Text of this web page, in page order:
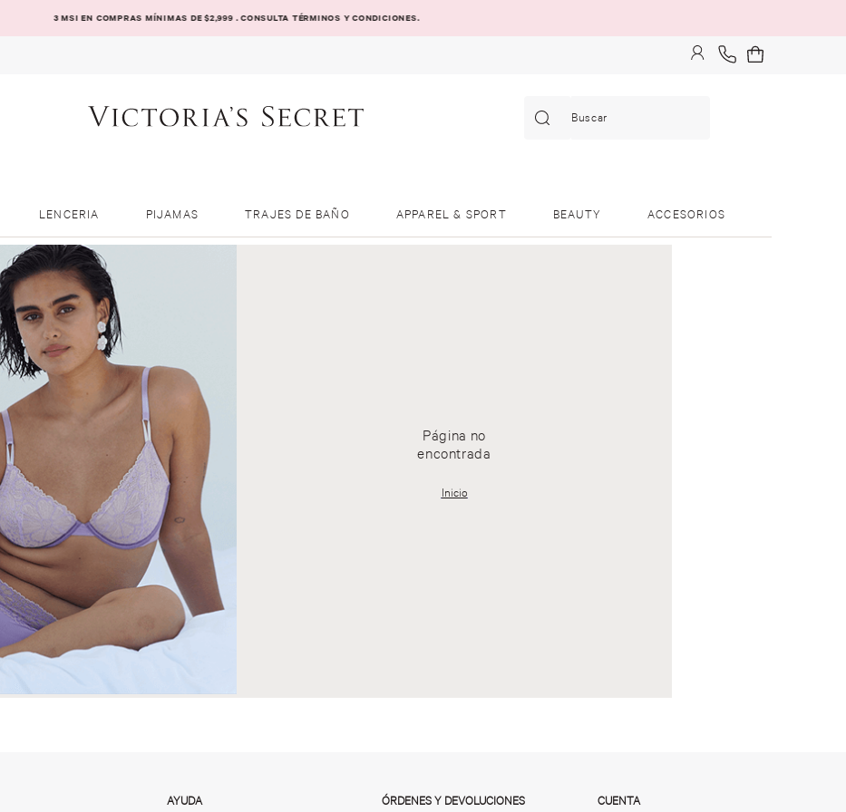
3 MSI EN COMPRAS MÍNIMAS DE $2,999 . CONSULTA TÉRMINOS Y CONDICIONES.
LENCERIA PIJAMAS TRAJES DE BAÑO APPAREL & SPORT BEAUTY ACCESORIOS
Página no
encontrada
Inicio
AYUDA ÓRDENES Y DEVOLUCIONES CUENTA